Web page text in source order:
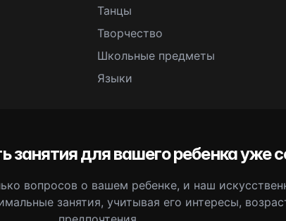
Танцы
Творчество
Школьные предметы
Языки
занятия для вашего ребенка уже
вопросов о вашем ребенке, и наш
занятия, учитывая его интересы,